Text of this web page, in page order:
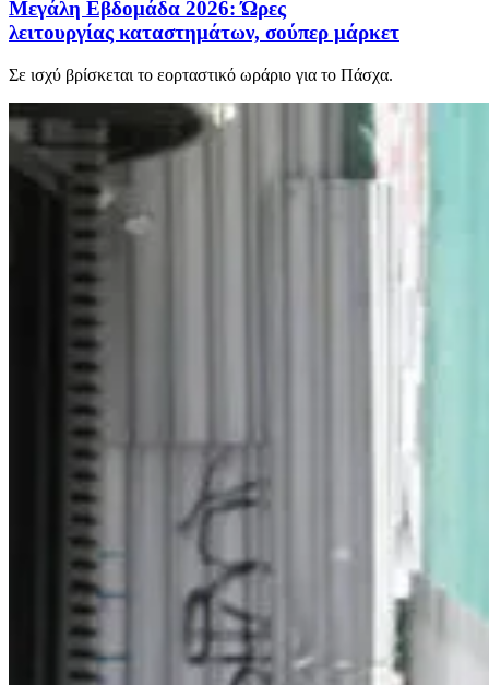
Μεγάλη Εβδομάδα 2026: Ώρες
λειτουργίας καταστημάτων, σούπερ μάρκετ
Σε ισχύ βρίσκεται το εορταστικό ωράριο για το Πάσχα.